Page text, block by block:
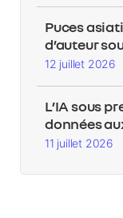
Puces
d’auteur
12 juillet 2026
L’IA sous
données
11 juillet 2026